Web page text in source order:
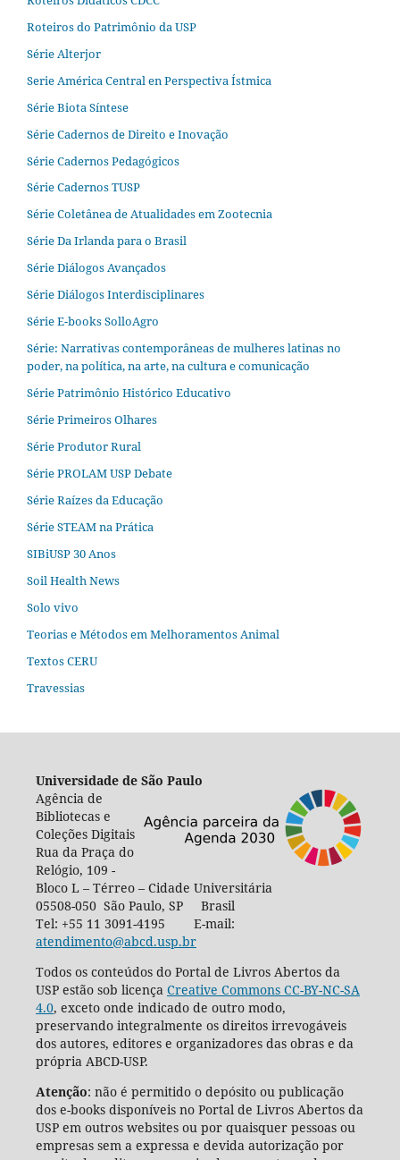
Roteiros do Patrimônio da USP
Série Alterjor
Serie América Central en Perspectiva Ístmica
Série Biota Síntese
Série Cadernos de Direito e Inovação
Série Cadernos Pedagógicos
Série Cadernos TUSP
Série Coletânea de Atualidades em Zootecnia
Série Da Irlanda para o Brasil
Série Diálogos Avançados
Série Diálogos Interdisciplinares
Série E-books SolloAgro
Série: Narrativas contemporâneas de mulheres latinas no
poder, na política, na arte, na cultura e comunicação
Série Patrimônio Histórico Educativo
Série Primeiros Olhares
Série Produtor Rural
Série PROLAM USP Debate
Série Raízes da Educação
Série STEAM na Prática
SIBiUSP 30 Anos
Soil Health News
Solo vivo
Teorias e Métodos em Melhoramentos Animal
Textos CERU
Travessias
Universidade de São Paulo
Agência de
Bibliotecas e
Coleções Digitais
Rua da Praça do
Relógio, 109 -
Bloco L – Térreo – Cidade Universitária
05508-050 São Paulo, SP Brasil
Tel: +55 11 3091-4195 E-mail:
atendimento@abcd.usp.br
Todos os conteúdos do Portal de Livros Abertos da
USP estão sob licença Creative Commons CC-BY-NC-SA
4.0, exceto onde indicado de outro modo,
preservando integralmente os direitos irrevogáveis
dos autores, editores e organizadores das obras e da
própria ABCD-USP.
Atenção: não é permitido o depósito ou publicação
dos e-books disponíveis no Portal de Livros Abertos da
USP em outros websites ou por quaisquer pessoas ou
empresas sem a expressa e devida autorização por